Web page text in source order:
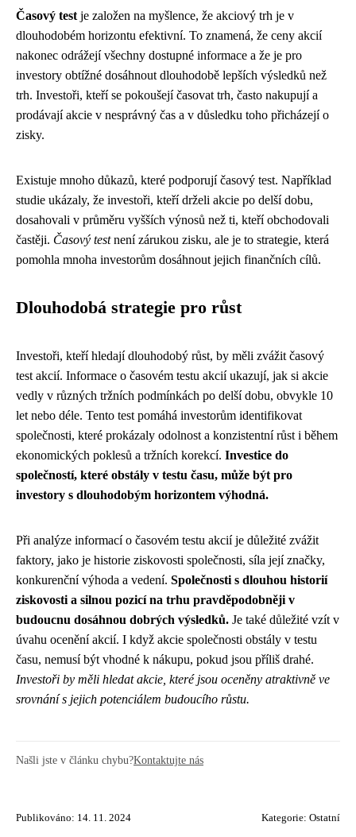
Časový test je založen na myšlence, že akciový trh je v
dlouhodobém horizontu efektivní. To znamená, že ceny akcií
nakonec odrážejí všechny dostupné informace a že je pro
investory obtížné dosáhnout dlouhodobě lepších výsledků než
trh. Investoři, kteří se pokoušejí časovat trh, často nakupují a
prodávají akcie v nesprávný čas a v důsledku toho přicházejí o
zisky.
Existuje mnoho důkazů, které podporují časový test. Například
studie ukázaly, že investoři, kteří drželi akcie po delší dobu,
dosahovali v průměru vyšších výnosů než ti, kteří obchodovali
častěji. Časový testnení zárukou zisku, ale je to strategie, která
pomohla mnoha investorům dosáhnout jejich finančních cílů.
Dlouhodobá strategie pro růst
Investoři, kteří hledají dlouhodobý růst, by měli zvážit časový
test akcií. Informace o časovém testu akcií ukazují, jak si akcie
vedly v různých tržních podmínkách po delší dobu, obvykle 10
let nebo déle. Tento test pomáhá investorům identifikovat
společnosti, které prokázaly odolnost a konzistentní růst i během
ekonomických poklesů a tržních korekcí. Investice do
společností, které obstály v testu času, může být pro
investory s dlouhodobým horizontem výhodná.
Při analýze informací o časovém testu akcií je důležité zvážit
faktory, jako je historie ziskovosti společnosti, síla její značky,
konkurenční výhoda a vedení. Společnosti s dlouhou historií
ziskovosti a silnou pozicí na trhu pravděpodobněji v
budoucnu dosáhnou dobrých výsledků. Je také důležité vzít v
úvahu ocenění akcií. I když akcie společnosti obstály v testu
času, nemusí být vhodné k nákupu, pokud jsou příliš drahé.
Investoři by měli hledat akcie, které jsou oceněny atraktivně ve
srovnání s jejich potenciálem budoucího růstu.
Našli jste v článku chybu?Kontaktujte nás
Publikováno: 14. 11. 2024 Kategorie: Ostatní